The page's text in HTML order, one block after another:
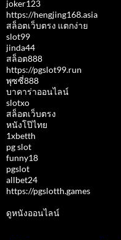
joker123
https://hengjing168.asia
สล็อตเว็บตรง แตกง่าย
slot99
jinda44
สล็อต888
https://pgslot99.run
พุซซี่888
บาคาร่าออนไลน์
slotxo
สล็อตเว็บตรง
หนังโป๊ไทย
1xbetth
pg slot
funny18
pgslot
allbet24
https://pgslotth.games
ดูหนังออนไลน์